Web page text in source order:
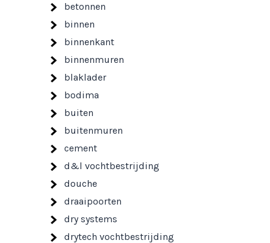
betonnen
binnen
binnenkant
binnenmuren
blaklader
bodima
buiten
buitenmuren
cement
d&l vochtbestrijding
douche
draaipoorten
dry systems
drytech vochtbestrijding